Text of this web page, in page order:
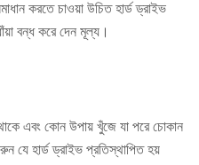
করতে চাওয়া উচিত হার্ড ড্রাইভ
বন্ধ করে দেন মূল্য।
এবং কোন উপায় খুঁজে যা পরে চোকান
যে হার্ড ড্রাইভ প্রতিস্থাপিত হয়